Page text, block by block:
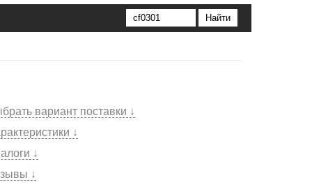
вариант поставки ↓
↓
↓
↓